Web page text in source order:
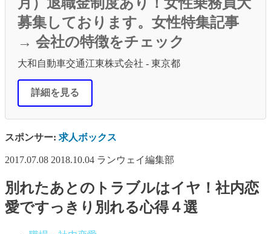
募集しております。女性特集記事
→ 会社の特徴をチェック
大和自動車交通江東株式会社 - 東京都
詳細を見る
スポンサー: 求人ボックス
2017.07.08 2018.10.04 ランウェイ編集部
別れたあとのトラブルはイヤ！社内恋
愛ですっきり別れる心得４選